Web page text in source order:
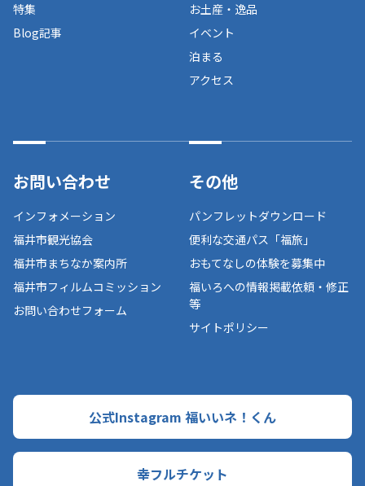
特集
Blog記事
お土産・逸品
イベント
泊まる
アクセス
お問い合わせ
インフォメーション
福井市観光協会
福井市まちなか案内所
福井市フィルムコミッション
お問い合わせフォーム
その他
パンフレットダウンロード
便利な交通パス「福旅」
おもてなしの体験を募集中
福いろへの情報掲載依頼・修正
等
サイトポリシー
公式Instagram 福いいネ！くん
幸フルチケット